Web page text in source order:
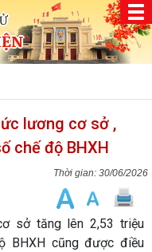
lương cơ sở ,
chế độ BHXH
30/06/2026
sở tăng lên 2,53 triệu
BHXH cũng được điều